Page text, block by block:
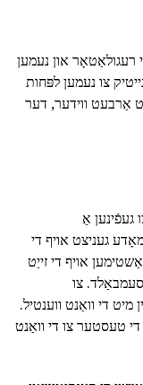
רעגולאַטאָר און נעמען
צו נעמען לפּחות
אַרבעט ווידער, דער
געפֿינען אַ
געניצט אויף די
אויף די זייַט
צו
די וואַנט ווענטיל.
טעסטער צו די וואַנט